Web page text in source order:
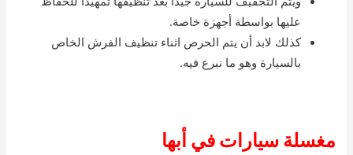
عليها بواسطة أجهزة خاصة.
كذلك لابد أن يتم الحرص اثناء تنظيف الفرش الخاص
بالسيارة وهو ما نبرع فيه.
مغسلة سيارات في أبها